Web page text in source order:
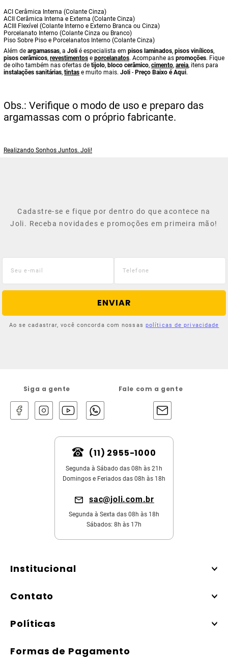
ACI Cerâmica Interna (Colante Cinza)
ACII Cerâmica Interna e Externa (Colante Cinza)
ACIII Flexível (Colante Interno e Externo Branca ou Cinza)
Porcelanato Interno (Colante Cinza ou Branco)
Piso Sobre Piso e Porcelanatos Interno (Colante Cinza)
Além de argamassas, a Joli é especialista em pisos laminados, pisos vinílicos,
pisos cerâmicos, revestimentos e porcelanatos. Acompanhe as promoções. Fique
de olho também nas ofertas de tijolo, bloco cerâmico, cimento, areia, itens para
instalações sanitárias, tintas e muito mais. Joli - Preço Baixo é Aqui.
Obs.: Verifique o modo de uso e preparo das
argamassas com o próprio fabricante.
Realizando Sonhos Juntos. Joli!
Cadastre-se e fique por dentro do que acontece na
Joli. Receba novidades e promoções em primeira mão!
ENVIAR
Ao se cadastrar, você concorda com nossas políticas de privacidade
Siga a gente Fale com a gente
(11) 2955-1000
Segunda à Sábado das 08h às 21h
Domingos e Feriados das 08h às 18h
sac@joli.com.br
Segunda à Sexta das 08h às 18h
Sábados: 8h às 17h
Institucional
Contato
Políticas
Formas de Pagamento